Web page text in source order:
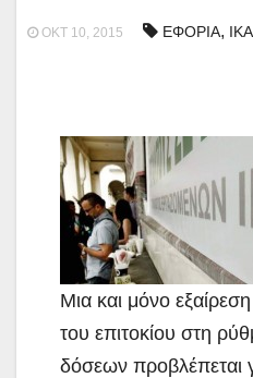
ΟΚΤ 10, 2015 ΕΦΟΡΙΑ, ΙΚΑ
Μια και μόνο
του επιτοκίου στη
δόσεων προβλέπεται